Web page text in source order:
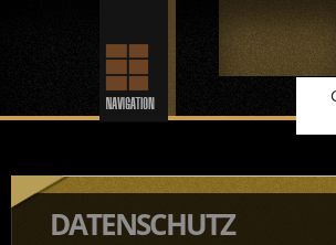
DATENSCHUTZ